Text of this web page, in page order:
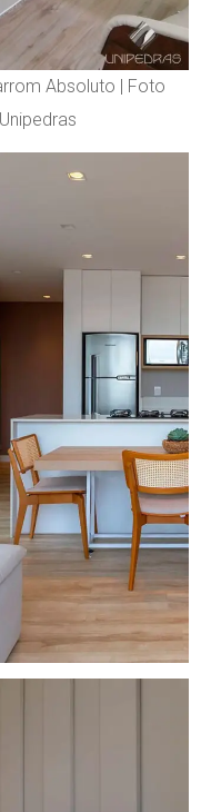
Absoluto | Foto